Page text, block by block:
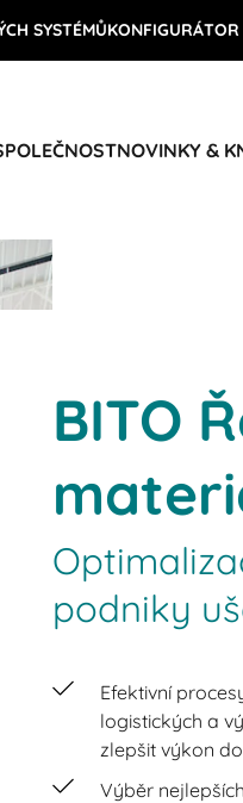
SYSTÉMŮ
NOVINKY &
BITO
podniky
Efektivní
logistických a
zlepšit výkon
Výběr